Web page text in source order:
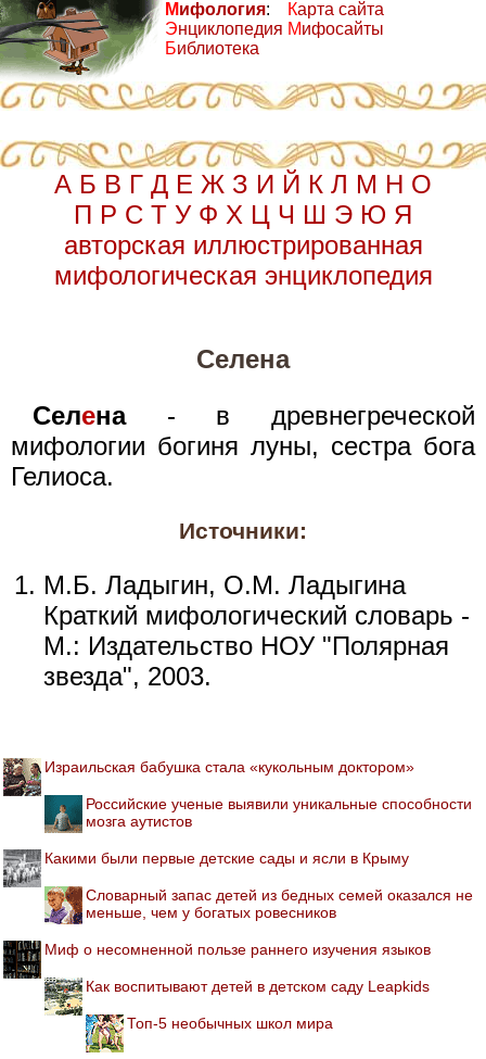
Мифология:
Энциклопедия
Библиотека
Карта сайта
Мифосайты
А Б В Г Д Е Ж З И Й К Л М Н О
П Р С Т У Ф Х Ц Ч Ш Э Ю Я
авторская иллюстрированная
мифологическая энциклопедия
Селена
Селена- в древнегреческой
мифологии богиня луны, сестра бога
Гелиоса.
Источники:
М.Б. Ладыгин, О.М. Ладыгина
Краткий мифологический словарь -
М.: Издательство НОУ "Полярная
звезда", 2003.
Израильская бабушка стала «кукольным доктором»
Российские ученые выявили уникальные способности
мозга аутистов
Какими были первые детские сады и ясли в Крыму
Словарный запас детей из бедных семей оказался не
меньше, чем у богатых ровесников
Миф о несомненной пользе раннего изучения языков
Как воспитывают детей в детском саду Leapkids
Топ-5 необычных школ мира